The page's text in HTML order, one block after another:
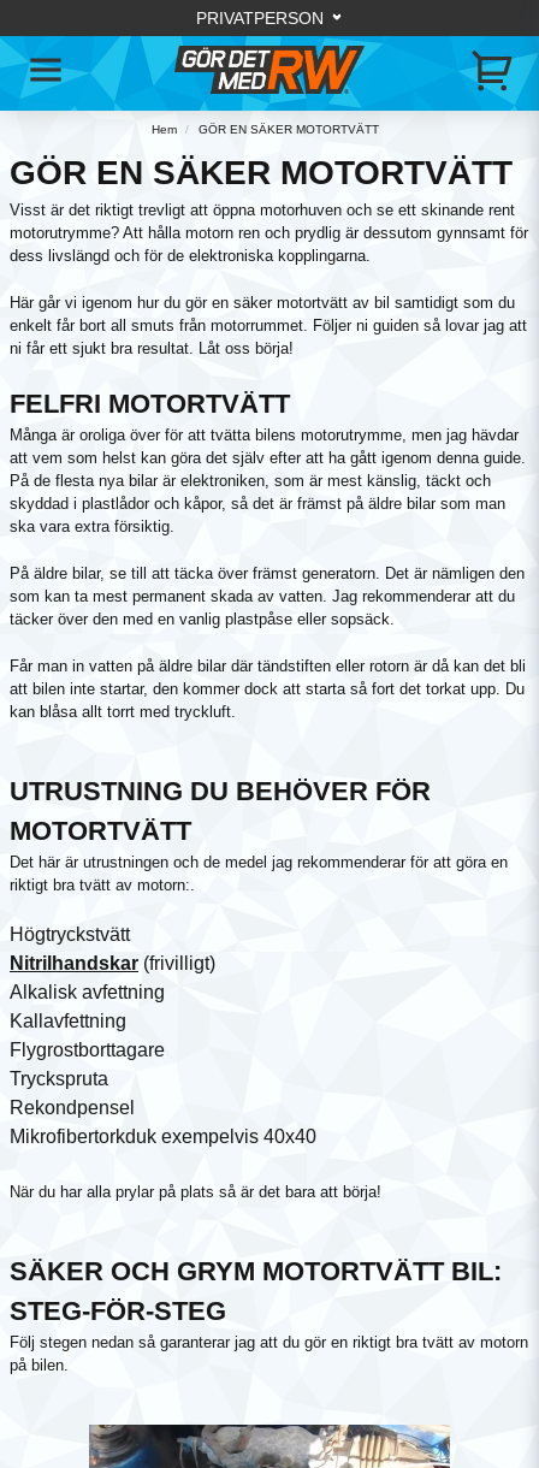
Hem GÖR EN SÄKER MOTORTVÄTT
GÖR EN SÄKER MOTORTVÄTT
Visst är det riktigt trevligt att öppna motorhuven och se ett skinande rent
motorutrymme? Att hålla motorn ren och prydlig är dessutom gynnsamt för
dess livslängd och för de elektroniska kopplingarna.
Här går vi igenom hur du gör en säker motortvätt av bil samtidigt som du
enkelt får bort all smuts från motorrummet. Följer ni guiden så lovar jag att
ni får ett sjukt bra resultat. Låt oss börja!
FELFRI MOTORTVÄTT
Många är oroliga över för att tvätta bilens motorutrymme, men jag hävdar
att vem som helst kan göra det själv efter att ha gått igenom denna guide.
På de flesta nya bilar är elektroniken, som är mest känslig, täckt och
skyddad i plastlådor och kåpor, så det är främst på äldre bilar som man
ska vara extra försiktig.
På äldre bilar, se till att täcka över främst generatorn. Det är nämligen den
som kan ta mest permanent skada av vatten. Jag rekommenderar att du
täcker över den med en vanlig plastpåse eller sopsäck.
Får man in vatten på äldre bilar där tändstiften eller rotorn är då kan det bli
att bilen inte startar, den kommer dock att starta så fort det torkat upp. Du
kan blåsa allt torrt med tryckluft.
UTRUSTNING DU BEHÖVER FÖR
MOTORTVÄTT
Det här är utrustningen och de medel jag rekommenderar för att göra en
riktigt bra tvätt av motorn:.
Högtryckstvätt
Nitrilhandskar (frivilligt)
Alkalisk avfettning
Kallavfettning
Flygrostborttagare
Tryckspruta
Rekondpensel
Mikrofibertorkduk exempelvis 40x40
När du har alla prylar på plats så är det bara att börja!
SÄKER OCH GRYM MOTORTVÄTT BIL:
STEG-FÖR-STEG
Följ stegen nedan så garanterar jag att du gör en riktigt bra tvätt av motorn
på bilen.